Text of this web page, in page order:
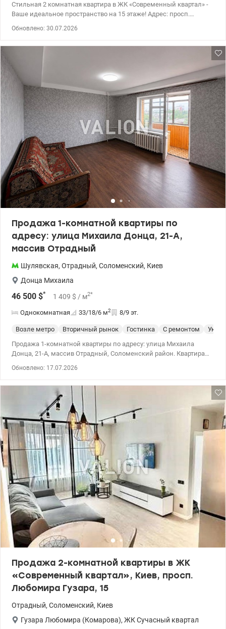
Стильная 2 комнатная квартира в ЖК «Современный квартал» -
Ваше идеальное пространство на 15 этаже! Адрес: просп.
вариант как для собственного проживания, так и для
продуманная — две отдельные жилые комнаты и просторная
кухня. Общая площадь квартиры – 55 м², расположена на
видовом 15-м этаже (из 16-ти). Выполнен качественный ремонт.
Квартира укомплектована новой мебелью и техникой
(посудомоечная машина, индукционная плита, духовой шкаф,
холодильник, стиральная машина с сушилкой, бойлер,
кондиционер). В ремонте использовались премиальные
материалы. В ванной комнате теплый пол. Выбрав эту квартиру,
Вам останется разложить только свои вещи! Ориентиры: парк
«Отрадный», НАУ, КПИ, Медгородок, Индустриальный мост.
Транспорт: 5 минут пешком до скоростного трамвая — быстрый
доступ в центр без пробок! О ЖК и инфраструктуре:
«Современный квартал» – это концепция «город в городе», где
все необходимое под рукой: закрытая территория под
круглосуточной охраной. Наличие обустроенного
салоны красоты, отделения Новой и Укрпочты. Для
автовладельцев: паркинг и станции зарядки для электрокаров.
Рядом: рынок, торговые центры и один из лучших парков Киева
– Отрадный. Цена - 138000 у.е., 0661825672 Екатерина,
Valion.ua/1149281
Обновлено: 30.07.2026
Продажа 1-комнатной квартиры по
адресу: улица Михаила Донца, 21-А,
массив Отрадный
Шулявская, Отрадный, Соломенский, Киев
Донца Михаила
46 500 $* 1 409 $ / м2*
Однокомнатная 33/18/6 м2 8/9 эт.
Возле метро Вторичный рынок Гостинка С ремонтом
Продажа 1-комнатной квартиры по адресу: улица Михаила
Донца, 21-А, массив Отрадный, Соломенский район. Квартира
косметического ремонта. Застеклённый балкон, обшитый
вагонкой, совмещённый санузел, установлен бойлер. Чистый и
ухоженный подъезд, новый лифт. Развитая инфраструктура,
уютный и тихий двор. Рядом находятся магазины,
супермаркеты, парк, остановки общественного транспорта. До
станции скоростного трамвая — 5 минут пешком. Цена — 46 500
у.е. 0971368915 Діана Valion.ua/ 1147168
Обновлено: 17.07.2026
Продажа 2-комнатной квартиры в ЖК
«Современный квартал», Киев, просп.
Любомира Гузара, 15
Отрадный, Соломенский, Киев
Гузара Любомира (Комарова), ЖК Сучасный квартал